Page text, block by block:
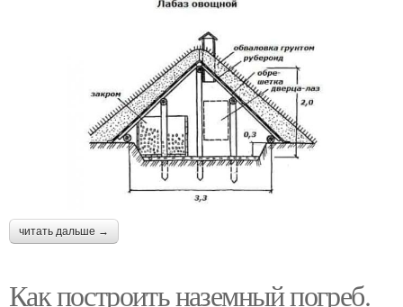
читать дальше →
Как построить наземный погреб.